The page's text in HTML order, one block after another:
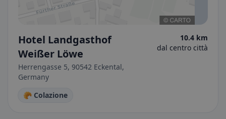
Hotel Landgasthof
Weißer Löwe
Herrengasse 5, 90542 Eckental,
Germany
10.4 km
dal centro città
🥐 Colazione